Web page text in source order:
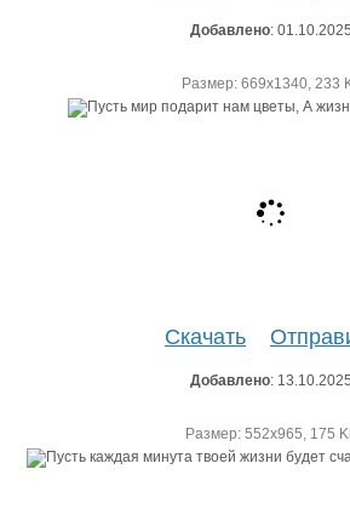
Добавлено: 01.10.2025
Размер: 669х1340, 233
Скачать
Добавлено: 13.10.2025
Размер: 552х965, 175